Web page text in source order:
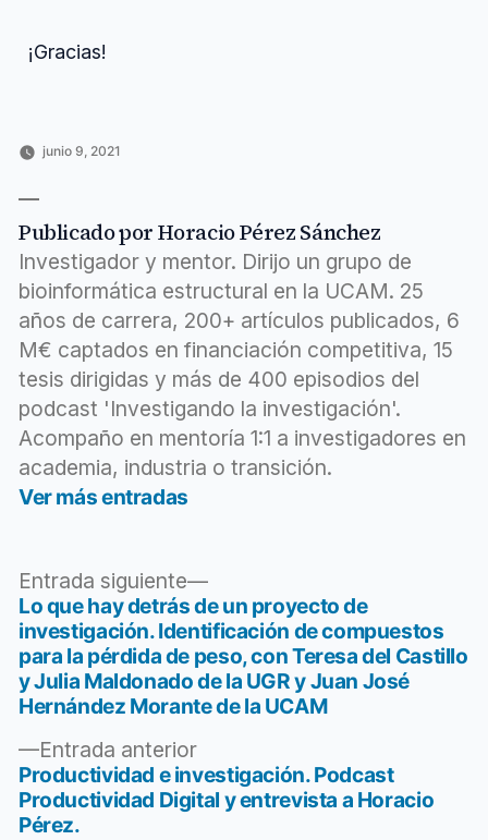
¡Gracias!
junio 9, 2021
Entrevistas
a
investigadores
María
Cuervo,
cuervo
desarrollo,
einstein,
grupo,
investigación,
maría
Publicado por Horacio Pérez Sánchez
Investigador y mentor. Dirijo un grupo de
bioinformática estructural en la UCAM. 25
años de carrera, 200+ artículos publicados, 6
M€ captados en financiación competitiva, 15
tesis dirigidas y más de 400 episodios del
podcast 'Investigando la investigación'.
Acompaño en mentoría 1:1 a investigadores en
academia, industria o transición.
Ver más entradas
Navegación
de
entradas
Entrada anteriorEntrada
anterior:
Productividad e investigación. Podcast
Productividad Digital y entrevista a Horacio
Pérez.
Entrada siguiente
Entrada
siguiente:
Lo que hay detrás de un proyecto de
investigación. Identificación de compuestos
para la pérdida de peso, con Teresa del Castillo
y Julia Maldonado de la UGR y Juan José
Hernández Morante de la UCAM